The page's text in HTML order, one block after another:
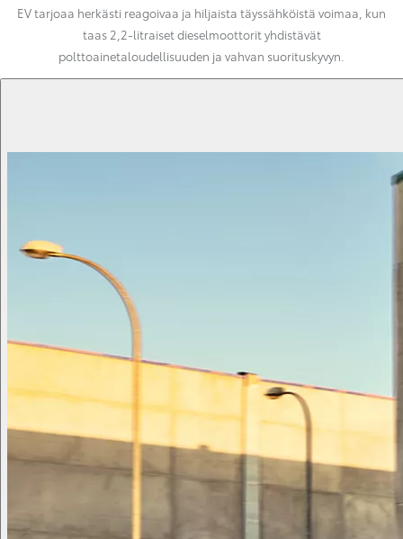
EV tarjoaa herkästi reagoivaa ja hiljaista täyssähköistä voimaa, kun
taas 2,2-litraiset dieselmoottorit yhdistävät
polttoainetaloudellisuuden ja vahvan suorituskyvyn.